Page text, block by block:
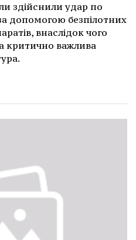
здійснили удар по
допомогою безпілотних
внаслідок чого
критично важлива